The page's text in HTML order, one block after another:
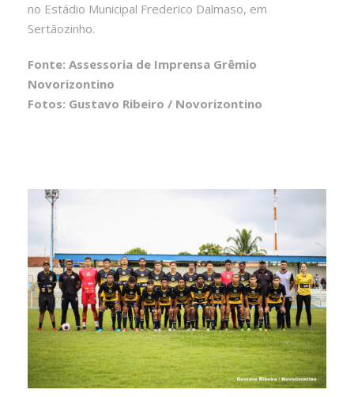
no Estádio Municipal Frederico Dalmaso, em
Sertãozinho.
Fonte: Assessoria de Imprensa Grêmio
Novorizontino
Fotos: Gustavo Ribeiro / Novorizontino